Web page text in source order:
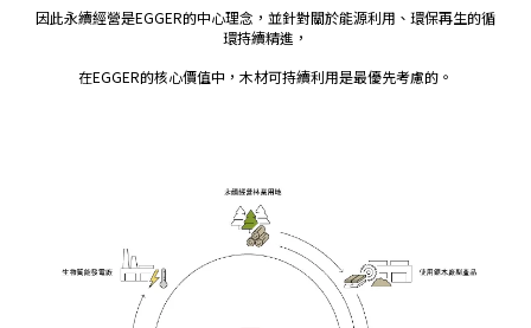
因此永續經營是EGGER的中心理念， 並針對關於能源利用、環保再生的循
環持續精進，
在EGGER的核心價值中，木材可持續利用是最優先考慮的。